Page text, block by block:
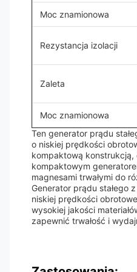
Moc znamionowa
Rezystancja izolacji
Zaleta
Moc znamionowa
Ten generator prądu
o niskiej prędkości
kompaktową
kompaktowym
magnesami trwałymi do
Generator prądu stałego
niskiej prędkości
wysokiej jakości
zapewnić trwałość i